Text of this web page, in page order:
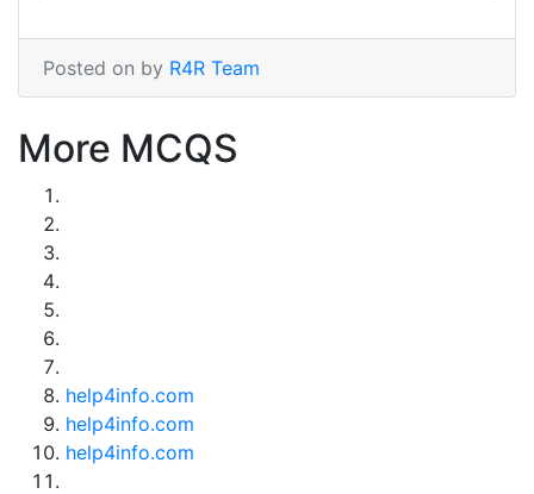
Posted on by R4R Team
More MCQS
help4info.com
help4info.com
help4info.com